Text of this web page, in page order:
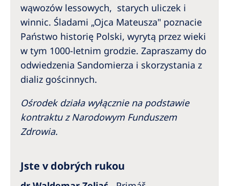
wąwozów lessowych, starych uliczek i
winnic. Śladami „Ojca Mateusza" poznacie
Państwo historię Polski, wyrytą przez wieki
w tym 1000-letnim grodzie. Zapraszamy do
odwiedzenia Sandomierza i skorzystania z
dializ gościnnych.
Ośrodek działa wyłącznie na podstawie
kontraktu z Narodowym Funduszem
Zdrowia.
Jste v dobrých rukou